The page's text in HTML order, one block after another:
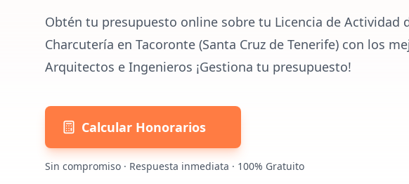
Obtén tu presupuesto online sobre tu Licencia de Actividad
Charcutería en Tacoronte (Santa Cruz de Tenerife) con los
Arquitectos e Ingenieros ¡Gestiona tu presupuesto!
Calcular Honorarios
Sin compromiso · Respuesta inmediata · 100% Gratuito